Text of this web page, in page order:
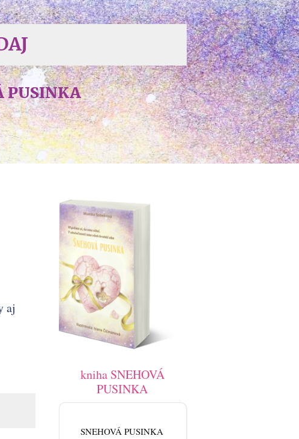
PUSINKA
aj
kniha SNEHOVÁ
PUSINKA
SNEHOVÁ PUSINKA